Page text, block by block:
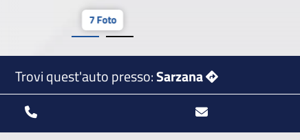
7 Foto
Trovi quest'auto presso:Sarzana